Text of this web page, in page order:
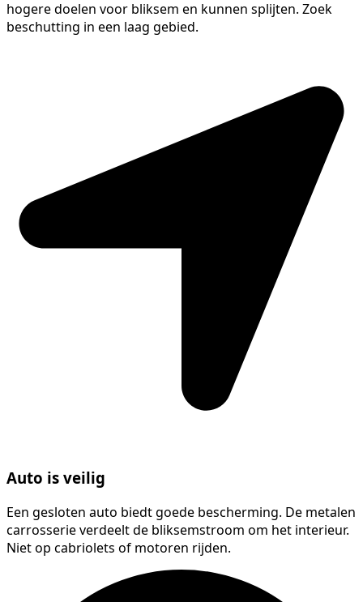
hogere doelen voor bliksem en kunnen splijten. Zoek
beschutting in een laag gebied.
Auto is veilig
Een gesloten auto biedt goede bescherming. De metalen
carrosserie verdeelt de bliksemstroom om het interieur.
Niet op cabriolets of motoren rijden.